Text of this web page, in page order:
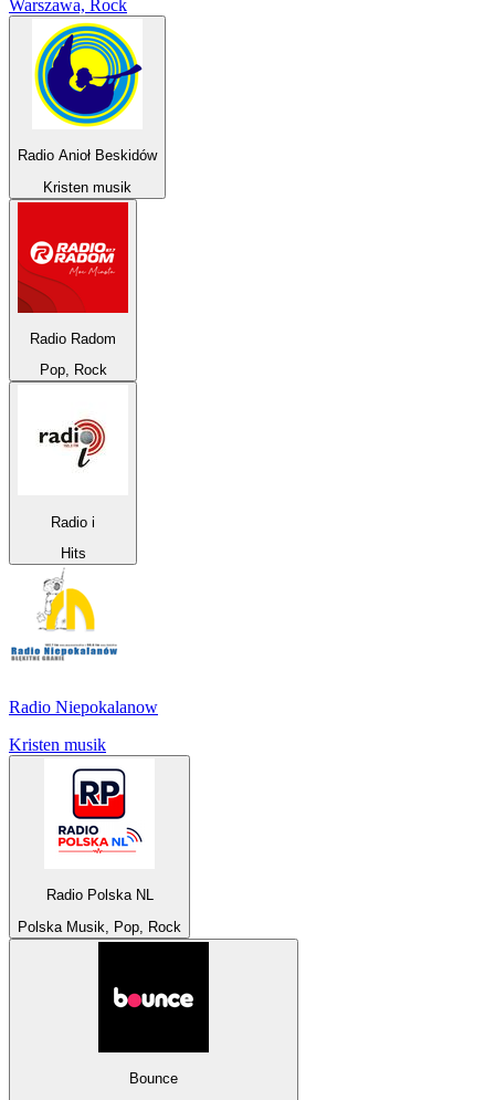
Warszawa, Rock
Radio Anioł Beskidów
Kristen musik
Radio Radom
Pop, Rock
Radio i
Hits
Radio Niepokalanow
Kristen musik
Radio Polska NL
Polska Musik, Pop, Rock
Bounce